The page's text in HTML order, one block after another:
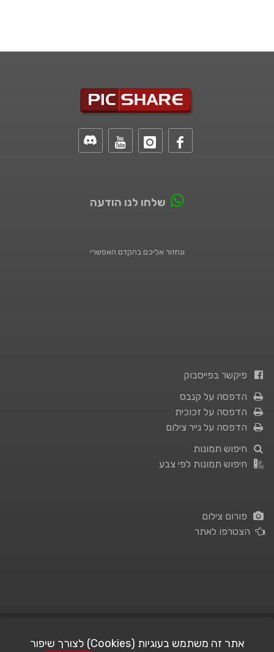
שלחו לנו הודעה
ונחזור אליכם בהקדם האפשרי
פיקשר בפייסבוק
הדפסה על קנבס
הדפסה על זכוכית
הדפסה על נייר צילום
חיפוש תמונות
חיפוש תמונות לפי צבע
פורום צילום
הצטרפו לאתר
אתר זה משתמש בעוגיות (Cookies) לצורך שיפור